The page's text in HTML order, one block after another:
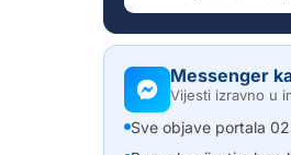
Messenger
Vijesti izravno u
Sve objave portala